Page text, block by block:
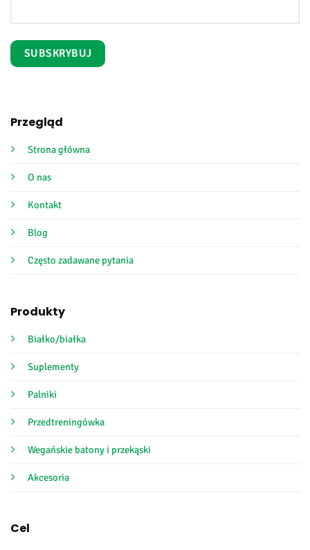
Przegląd
Strona główna
O nas
Kontakt
Blog
Często zadawane pytania
Produkty
Białko/białka
Suplementy
Palniki
Przedtreningówka
Wegańskie batony i przekąski
Akcesoria
Cel